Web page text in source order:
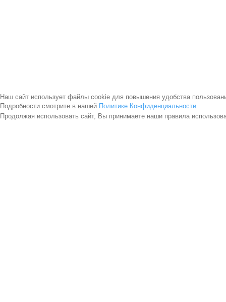
Наш сайт использует файлы cookie для повышения удобства
Подробности смотрите в нашей Политике Конфиденциальности.
Продолжая использовать сайт, Вы принимаете наши правила